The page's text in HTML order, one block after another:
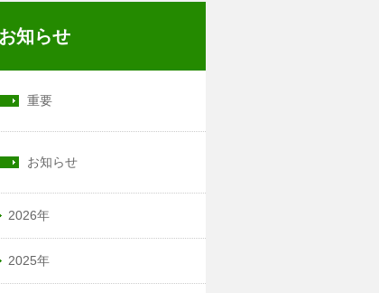
お知らせ
重要
お知らせ
2026年
2025年